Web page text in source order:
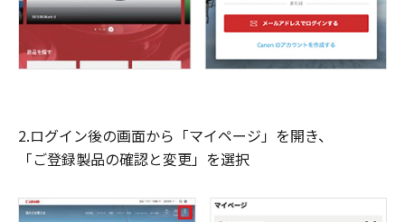
2.ログイン後の画面から「マイページ」を開き、
「ご登録製品の確認と変更」を選択